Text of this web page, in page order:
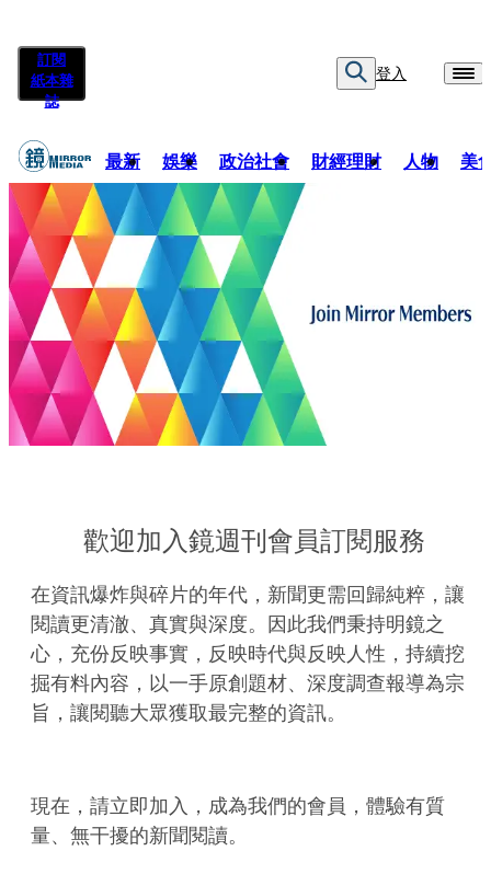
訂閱
紙本雜
誌
登入
最新 娛樂 政治社會 財經理財 人物 美
歡迎加入鏡週刊會員訂閱服務
在資訊爆炸與碎片的年代，新聞更需回歸純粹，讓
閱讀更清澈、真實與深度。因此我們秉持明鏡之
心，充份反映事實，反映時代與反映人性，持續挖
掘有料內容，以一手原創題材、深度調查報導為宗
旨，讓閱聽大眾獲取最完整的資訊。
現在，請立即加入，成為我們的會員，體驗有質
量、無干擾的新聞閱讀。